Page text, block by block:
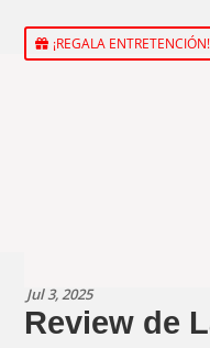
¡REGALA ENTRETENCIÓN!
Jul 3, 2025
Review de